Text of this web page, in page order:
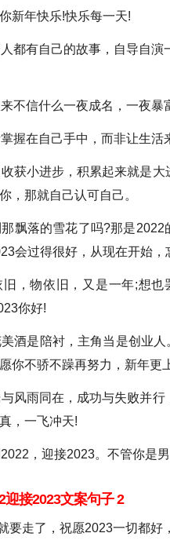
新年快乐!快乐每一天!
有自己的故事，自导自演
信什么一夜成名，一夜暴
在自己手中，而非让生活
小进步，积累起来就是大
，那就自己认可自己。
落的雪花了吗?那是2022
会过得很好，从现在开始
物依旧，又是一年;想也
你好!
是陪衬，主角当是创业人
你不骄不躁再努力，新年更
雨同在，成功与失败并行
，一飞冲天!
，迎接2023。不管你是男
接2023文案句子 2
走了，祝愿2023一切都好